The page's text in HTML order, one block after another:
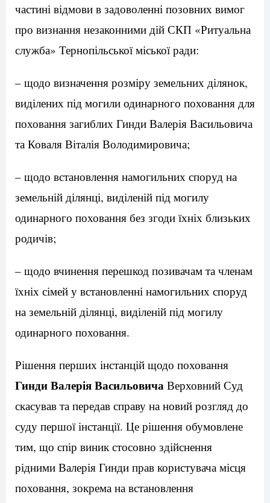
частині відмови в задоволенні позовних вимог
про визнання незаконними дій СКП «Ритуальна
служба» Тернопільської міської ради:
– щодо визначення розміру земельних ділянок,
виділених під могили одинарного поховання для
поховання загиблих Гинди Валерія Васильовича
та Коваля Віталія Володимировича;
– щодо встановлення намогильних споруд на
земельній ділянці, виділеній під могилу
одинарного поховання без згоди їхніх близьких
родичів;
– щодо вчинення перешкод позивачам та членам
їхніх сімей у встановленні намогильних споруд
на земельній ділянці, виділеній під могилу
одинарного поховання.
Рішення перших інстанцій щодо поховання
Гинди Валерія Васильовича Верховний Суд
скасував та передав справу на новий розгляд до
суду першої інстанції. Це рішення обумовлене
тим, що спір виник стосовно здійснення
рідними Валерія Гинди прав користувача місця
поховання, зокрема на встановлення